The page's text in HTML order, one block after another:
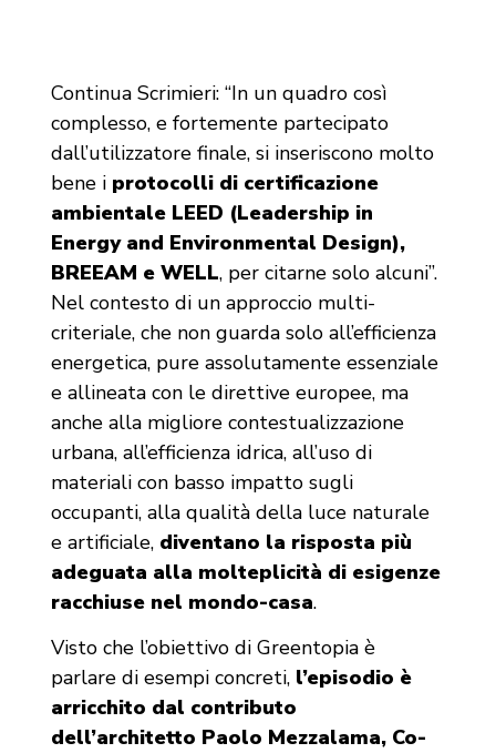
Continua Scrimieri: “In un quadro così
complesso, e fortemente partecipato
dall’utilizzatore finale, si inseriscono molto
bene i protocolli di certificazione
ambientale LEED (Leadership in
Energy and Environmental Design),
BREEAM e WELL, per citarne solo alcuni”.
Nel contesto di un approccio multi-
criteriale, che non guarda solo all’efficienza
energetica, pure assolutamente essenziale
e allineata con le direttive europee, ma
anche alla migliore contestualizzazione
urbana, all’efficienza idrica, all’uso di
materiali con basso impatto sugli
occupanti, alla qualità della luce naturale
e artificiale, diventano la risposta più
adeguata alla molteplicità di esigenze
racchiuse nel mondo-casa.
Visto che l’obiettivo di Greentopia è
parlare di esempi concreti, l’episodio è
arricchito dal contributo
dell’architetto Paolo Mezzalama, Co-